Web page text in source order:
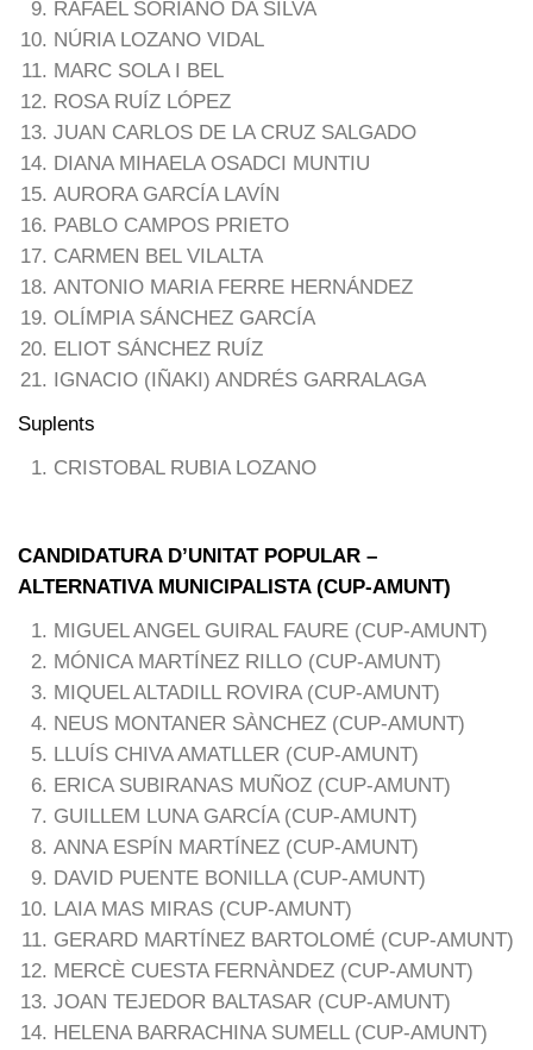
RAFAEL SORIANO DA SILVA
NÚRIA LOZANO VIDAL
MARC SOLA I BEL
ROSA RUÍZ LÓPEZ
JUAN CARLOS DE LA CRUZ SALGADO
DIANA MIHAELA OSADCI MUNTIU
AURORA GARCÍA LAVÍN
PABLO CAMPOS PRIETO
CARMEN BEL VILALTA
ANTONIO MARIA FERRE HERNÁNDEZ
OLÍMPIA SÁNCHEZ GARCÍA
ELIOT SÁNCHEZ RUÍZ
IGNACIO (IÑAKI) ANDRÉS GARRALAGA
Suplents
CRISTOBAL RUBIA LOZANO
CANDIDATURA D’UNITAT POPULAR –
ALTERNATIVA MUNICIPALISTA (CUP-AMUNT)
MIGUEL ANGEL GUIRAL FAURE (CUP-AMUNT)
MÓNICA MARTÍNEZ RILLO (CUP-AMUNT)
MIQUEL ALTADILL ROVIRA (CUP-AMUNT)
NEUS MONTANER SÀNCHEZ (CUP-AMUNT)
LLUÍS CHIVA AMATLLER (CUP-AMUNT)
ERICA SUBIRANAS MUÑOZ (CUP-AMUNT)
GUILLEM LUNA GARCÍA (CUP-AMUNT)
ANNA ESPÍN MARTÍNEZ (CUP-AMUNT)
DAVID PUENTE BONILLA (CUP-AMUNT)
LAIA MAS MIRAS (CUP-AMUNT)
GERARD MARTÍNEZ BARTOLOMÉ (CUP-AMUNT)
MERCÈ CUESTA FERNÀNDEZ (CUP-AMUNT)
JOAN TEJEDOR BALTASAR (CUP-AMUNT)
HELENA BARRACHINA SUMELL (CUP-AMUNT)